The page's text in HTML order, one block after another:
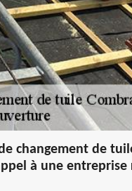
changement de
à une entreprise